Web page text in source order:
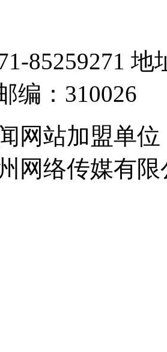
85259271
编：310026
网站加盟单
网络传媒有限